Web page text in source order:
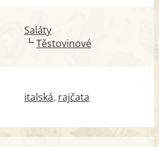
Saláty
Těstovinové
italská rajčata